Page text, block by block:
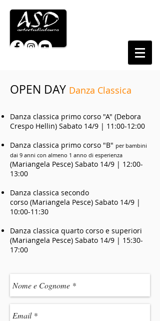
OPEN DAY Danza Classica
Danza classica primo corso "A" (Debora
Crespo Hellin) Sabato 14/9 | 11:00-12:00
Danza classica primo corso "B" per bambini
dai 9 anni con almeno 1 anno di esperienza
(Mariangela Pesce) Sabato 14/9 | 12:00-
13:00
Danza classica secondo
corso (Mariangela Pesce) Sabato 14/9 |
10:00-11:30
Danza classica quarto corso e superiori
(Mariangela Pesce) Sabato 14/9 | 15:30-
17:00